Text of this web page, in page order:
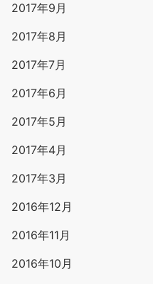
2017年9月
2017年8月
2017年7月
2017年6月
2017年5月
2017年4月
2017年3月
2016年12月
2016年11月
2016年10月